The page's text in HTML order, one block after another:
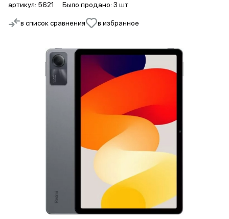
в список сравнения в избранное
артикул: 5621 Было продано: 3 шт